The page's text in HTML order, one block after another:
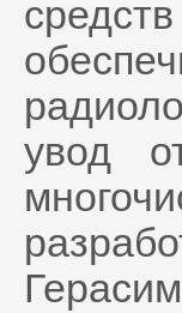
увод